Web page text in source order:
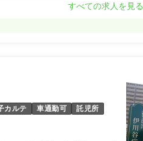
すべての求人を見る
カルテ 車通勤可
託児所